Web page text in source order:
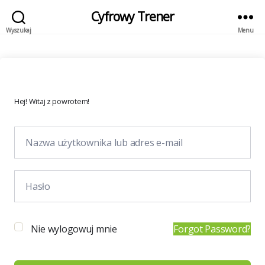
Wyszukaj
Cyfrowy Trener
Menu
Hej! Witaj z powrotem!
Nie wylogowuj mnie Forgot Password?